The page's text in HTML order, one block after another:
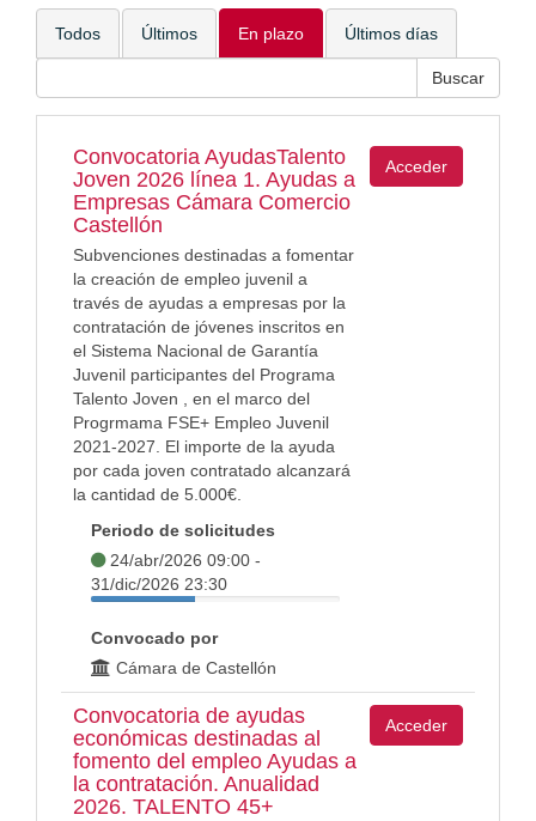
Todos Últimos En plazo Últimos días
Convocatoria AyudasTalento
Joven 2026 línea 1. Ayudas a
Empresas Cámara Comercio
Castellón
Subvenciones destinadas a fomentar
la creación de empleo juvenil a
través de ayudas a empresas por la
contratación de jóvenes inscritos en
el Sistema Nacional de Garantía
Juvenil participantes del Programa
Talento Joven , en el marco del
Progrmama FSE+ Empleo Juvenil
2021-2027. El importe de la ayuda
por cada joven contratado alcanzará
la cantidad de 5.000€.
Periodo de solicitudes
24/abr/2026 09:00 -
31/dic/2026 23:30
Convocado por
Cámara de Castellón
Acceder
Convocatoria de ayudas
económicas destinadas al
fomento del empleo Ayudas a
la contratación. Anualidad
2026. TALENTO 45+
Acceder